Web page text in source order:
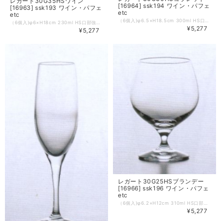
[16963] ssk193 ワイン・パフェ
etc
¥5,277
[16964] ssk194 ワイン・パフェ
etc
¥5,277
レガート30G25HSブランデー
[16966] ssk196 ワイン・パフェ
etc
¥5,277